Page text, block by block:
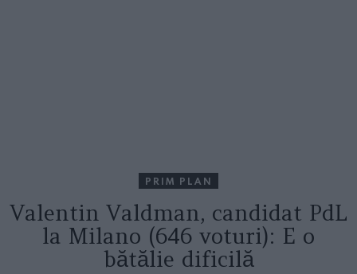
PRIM PLAN
Valentin Valdman, candidat PdL
la Milano (646 voturi): E o
bătălie dificilă